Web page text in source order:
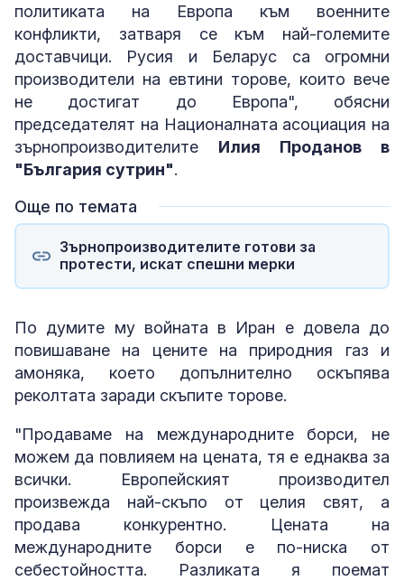
политиката на Европа към военните
конфликти, затваря се към най-големите
доставчици. Русия и Беларус са огромни
производители на евтини торове, които вече
не достигат до Европа", обясни
председателят на Националната асоциация на
зърнопроизводителите Илия Проданов в
"България сутрин".
Още по темата
Зърнопроизводителите готови за
протести, искат спешни мерки
По думите му войната в Иран е довела до
повишаване на цените на природния газ и
амоняка, което допълнително оскъпява
реколтата заради скъпите торове.
"Продаваме на международните борси, не
можем да повлияем на цената, тя е еднаква за
всички. Европейският производител
произвежда най-скъпо от целия свят, а
продава конкурентно. Цената на
международните борси е по-ниска от
себестойността. Разликата я поемат